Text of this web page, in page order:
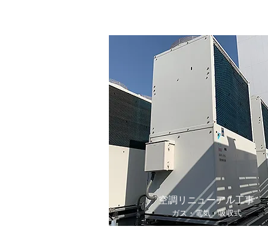
空調リニューアル工事
ガス・電気・吸収式